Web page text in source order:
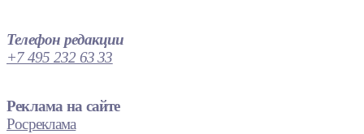
Телефон редакции
+7 495 232 63 33
Реклама на сайте
Росреклама